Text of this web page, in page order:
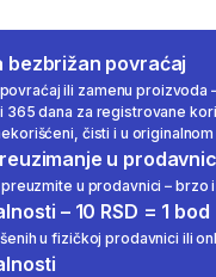
bezbrižan povraćaj
ili zamenu proizvoda
365 dana za registrovane
čisti i u
u
u prodavnici – brzo
– 10 RSD = 1 bod
u fizičkoj prodavnici ili